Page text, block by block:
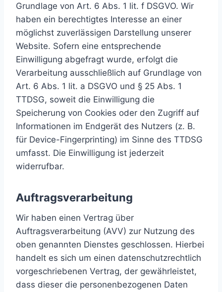
Grundlage von Art. 6 Abs. 1 lit. f DSGVO. Wir
haben ein berechtigtes Interesse an einer
möglichst zuverlässigen Darstellung unserer
Website. Sofern eine entsprechende
Einwilligung abgefragt wurde, erfolgt die
Verarbeitung ausschließlich auf Grundlage von
Art. 6 Abs. 1 lit. a DSGVO und § 25 Abs. 1
TTDSG, soweit die Einwilligung die
Speicherung von Cookies oder den Zugriff auf
Informationen im Endgerät des Nutzers (z. B.
für Device-Fingerprinting) im Sinne des TTDSG
umfasst. Die Einwilligung ist jederzeit
widerrufbar.
Auftragsverarbeitung
Wir haben einen Vertrag über
Auftragsverarbeitung (AVV) zur Nutzung des
oben genannten Dienstes geschlossen. Hierbei
handelt es sich um einen datenschutzrechtlich
vorgeschriebenen Vertrag, der gewährleistet,
dass dieser die personenbezogenen Daten